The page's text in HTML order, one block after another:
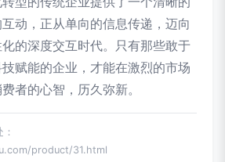
动，正从单向的信息传递，迈向
的深度交互时代。只有那些敢于
赋能的企业，才能在激烈的市场
者的心智，历久弥新。
product/31.html